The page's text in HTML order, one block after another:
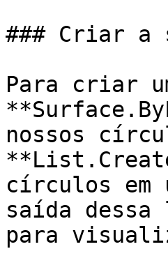
### Criar a
Para criar
nossos
círculos em
saída
para